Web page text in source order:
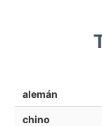
alemán
chino